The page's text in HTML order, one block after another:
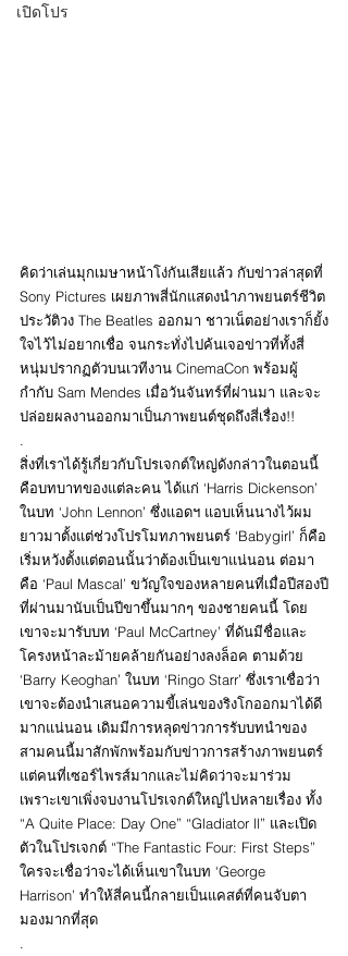
เปิดโปร
คิดว่าเล่นมุกเมษาหน้าโง่กันเสียแล้ว กับข่าวล่าสุดที่
Sony Pictures เผยภาพสี่นักแสดงนำภาพยนตร์ชีวิต
ประวัติวง The Beatles ออกมา ชาวเน็ตอย่างเราก็ยั้ง
ใจไว้ไม่อยากเชื่อ จนกระทั่งไปค้นเจอข่าวที่ทั้งสี่
หนุ่มปรากฏตัวบนเวทีงาน CinemaCon พร้อมผู้
กำกับ Sam Mendes เมื่อวันจันทร์ที่ผ่านมา และจะ
ปล่อยผลงานออกมาเป็นภาพยนต์ชุดถึงสี่เรื่อง!!
.
สิ่งที่เราได้รู้เกี่ยวกับโปรเจกต์ใหญ่ดังกล่าวในตอนนี้
คือบทบาทของแต่ละคน ได้แก่ ‘Harris Dickenson’
ในบท ‘John Lennon’ ซึ่งแอดฯ แอบเห็นนางไว้ผม
ยาวมาตั้งแต่ช่วงโปรโมทภาพยนตร์ ‘Babygirl’ ก็คือ
เริ่มหวังตั้งแต่ตอนนั้นว่าต้องเป็นเขาแน่นอน ต่อมา
คือ ‘Paul Mascal’ ขวัญใจของหลายคนที่เมื่อปีสองปี
ที่ผ่านมานับเป็นปีขาขึ้นมากๆ ของชายคนนี้ โดย
เขาจะมารับบท ‘Paul McCartney’ ที่ดันมีชื่อและ
โครงหน้าละม้ายคล้ายกันอย่างลงล็อค ตามด้วย
‘Barry Keoghan’ ในบท ‘Ringo Starr’ ซึ่งเราเชื่อว่า
เขาจะต้องนำเสนอความขี้เล่นของริงโกออกมาได้ดี
มากแน่นอน เดิมมีการหลุดข่าวการรับบทนำของ
สามคนนี้มาสักพักพร้อมกับข่าวการสร้างภาพยนตร์
แต่คนที่เซอร์ไพรส์มากและไม่คิดว่าจะมาร่วม
เพราะเขาเพิ่งจบงานโปรเจกต์ใหญ่ไปหลายเรื่อง ทั้ง
“A Quite Place: Day One” “Gladiator ll” และเปิด
ตัวในโปรเจกต์ “The Fantastic Four: First Steps”
ใครจะเชื่อว่าจะได้เห็นเขาในบท ‘George
Harrison’ ทำให้สี่คนนี้กลายเป็นแคสต์ที่คนจับตา
มองมากที่สุด
.